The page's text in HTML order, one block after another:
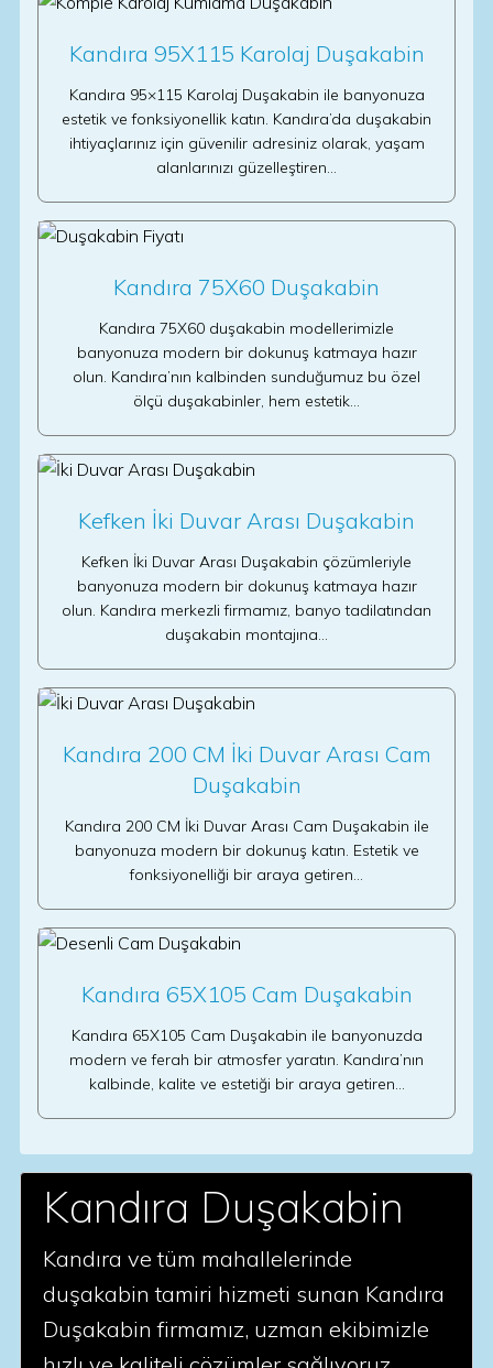
Kandıra 95X115 Karolaj Duşakabin
Kandıra 95×115 Karolaj Duşakabin ile banyonuza
estetik ve fonksiyonellik katın. Kandıra’da duşakabin
ihtiyaçlarınız için güvenilir adresiniz olarak, yaşam
alanlarınızı güzelleştiren…
Kandıra 75X60 Duşakabin
Kandıra 75X60 duşakabin modellerimizle
banyonuza modern bir dokunuş katmaya hazır
olun. Kandıra’nın kalbinden sunduğumuz bu özel
ölçü duşakabinler, hem estetik…
Kefken İki Duvar Arası Duşakabin
Kefken İki Duvar Arası Duşakabin çözümleriyle
banyonuza modern bir dokunuş katmaya hazır
olun. Kandıra merkezli firmamız, banyo tadilatından
duşakabin montajına…
Kandıra 200 CM İki Duvar Arası Cam
Duşakabin
Kandıra 200 CM İki Duvar Arası Cam Duşakabin ile
banyonuza modern bir dokunuş katın. Estetik ve
fonksiyonelliği bir araya getiren…
Kandıra 65X105 Cam Duşakabin
Kandıra 65X105 Cam Duşakabin ile banyonuzda
modern ve ferah bir atmosfer yaratın. Kandıra’nın
kalbinde, kalite ve estetiği bir araya getiren…
Kandıra Duşakabin
Kandıra ve tüm mahallelerinde
duşakabin tamiri hizmeti sunan Kandıra
Duşakabin firmamız, uzman ekibimizle